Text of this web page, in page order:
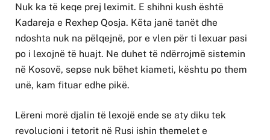
Nuk ka të keqe prej leximit. E shihni kush është
Kadareja e Rexhep Qosja. Këta janë tanët dhe
ndoshta nuk na pëlqejnë, por e vlen për ti lexuar pasi
po i lexojnë të huajt. Ne duhet të ndërrojmë sistemin
në Kosovë, sepse nuk bëhet kiameti, kështu po them
unë, kam fituar edhe pikë.
Lëreni morë djalin të lexojë ende se aty diku tek
revolucioni i tetorit në Rusi ishin themelet e